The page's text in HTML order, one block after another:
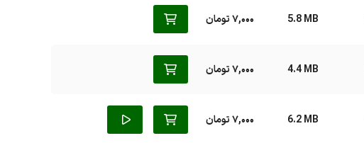
5.8 MB 7,000 تومان
4.4 MB 7,000 تومان
6.2 MB 7,000 تومان